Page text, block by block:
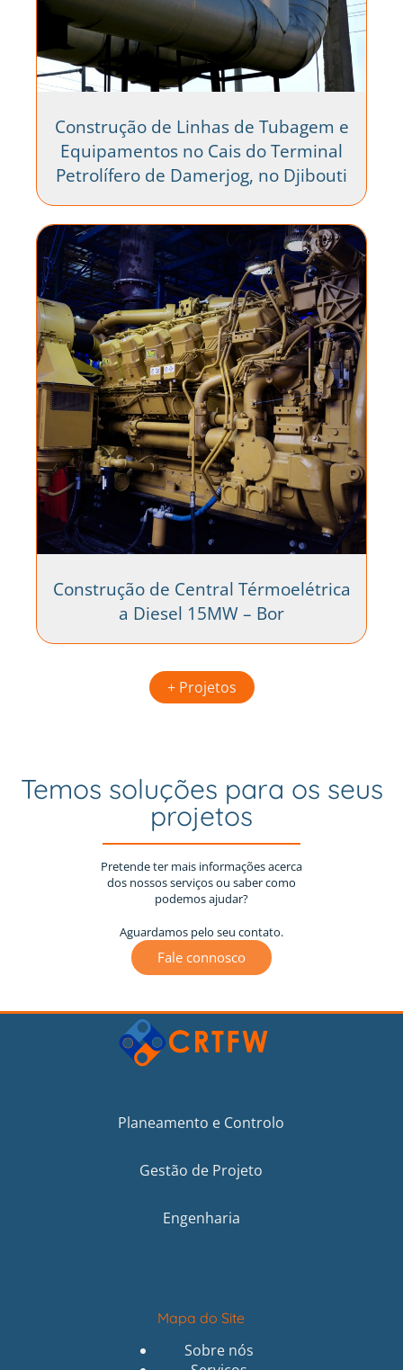
Construção de Linhas de Tubagem e
Equipamentos no Cais do Terminal
Petrolífero de Damerjog, no Djibouti
Construção de Central Térmoelétrica
a Diesel 15MW – Bor
+ Projetos
Temos soluções para os seus
projetos
Pretende ter mais informações acerca
dos nossos serviços ou saber como
podemos ajudar?
Aguardamos pelo seu contato.
Fale connosco
Planeamento e Controlo
Gestão de Projeto
Engenharia
Mapa do Site
Sobre nós